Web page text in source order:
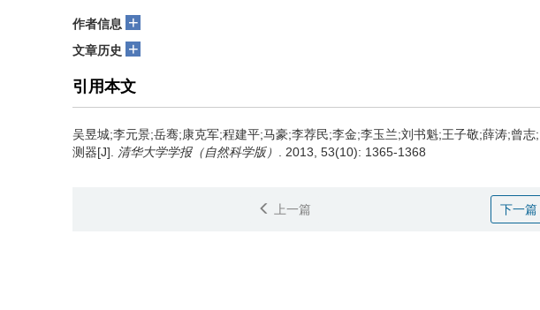
作者信息 +
文章历史 +
引用本文
吴昱城;李元景;岳骞;康克军;程建平;马豪;李荐民;李金;李玉兰;刘书魁;王子敬;薛涛;曾志;.
测器[J].
清华大学学报（自然科学版） . 2013, 53(10): 1365-1368
上一篇 下一篇